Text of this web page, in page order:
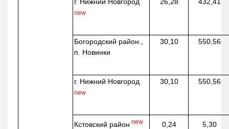
new
Богородский район.,
п. Новинки
30,10 550,56
г. Нижний Новгород
new
30,10 550,56
Кстовский район new 0,24 5,30